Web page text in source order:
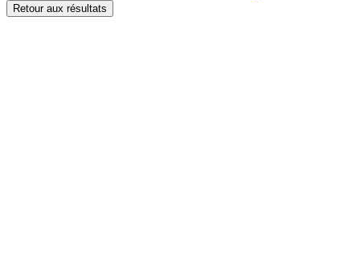
Retour aux résultats